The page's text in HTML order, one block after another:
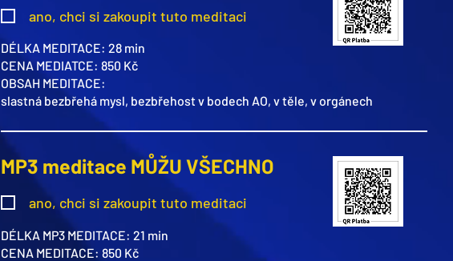
ano, chci si zakoupit tuto meditaci
DÉLKA MEDITACE: 28 min
CENA MEDIATCE: 850 Kč
OBSAH MEDITACE:
slastná bezbřehá mysl, bezbřehost v bodech AO, v těle, v orgánech
MP3 meditace MŮŽU VŠECHNO
ano, chci si zakoupit tuto meditaci
DÉLKA MP3 MEDITACE: 21 min
CENA MEDITACE: 850 Kč